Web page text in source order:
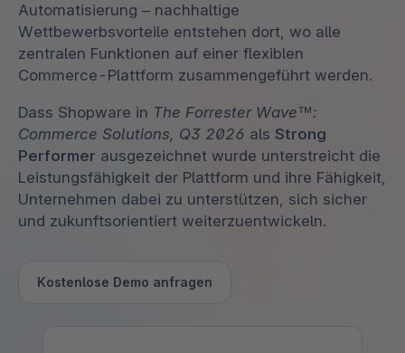
Automatisierung – nachhaltige
Wettbewerbsvorteile entstehen dort, wo alle
zentralen Funktionen auf einer flexiblen
Commerce-Plattform zusammengeführt werden.
Dass Shopware in The Forrester Wave™:
Commerce Solutions, Q3 2026 als Strong
Performer ausgezeichnet wurde unterstreicht die
Leistungsfähigkeit der Plattform und ihre Fähigkeit,
Unternehmen dabei zu unterstützen, sich sicher
und zukunftsorientiert weiterzuentwickeln.
Kostenlose Demo anfragen